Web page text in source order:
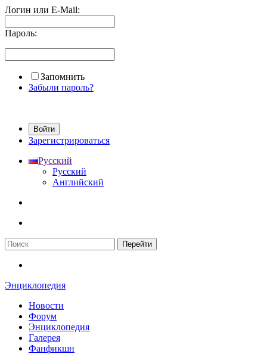
Логин или E-Mail:
Пароль:
Запомнить
Забыли пароль?
Войти
Зарегистрироваться
Русский
Русский
Английский
Энциклопедия
Новости
Форум
Энциклопедия
Галерея
Фанфикшн